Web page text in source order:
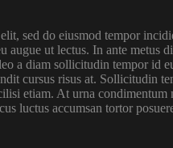
sed do eiusmod tempor
augue ut lectus. In ante metus
a diam sollicitudin tempor id
cursus risus at. Sollicitudin
etiam. At urna condimentum
luctus accumsan tortor